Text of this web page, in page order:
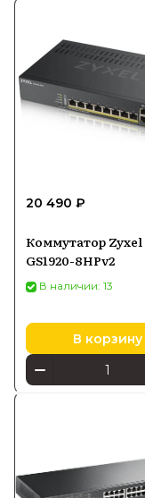
20 490 ₽
Коммутатор Zyxel
GS1920-8HPv2
В наличии: 13
В корзину